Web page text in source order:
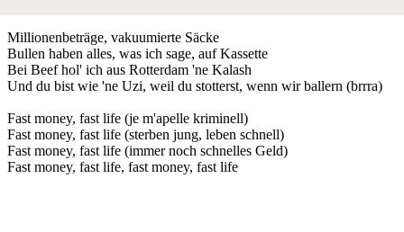
Millionenbeträge, vakuumierte Säcke
Bullen haben alles, was ich sage, auf Kassette
Bei Beef hol' ich aus Rotterdam 'ne Kalash
Und du bist wie 'ne Uzi, weil du stotterst, wenn wir ballern (brrra)
Fast money, fast life (je m'apelle kriminell)
Fast money, fast life (sterben jung, leben schnell)
Fast money, fast life (immer noch schnelles Geld)
Fast money, fast life, fast money, fast life